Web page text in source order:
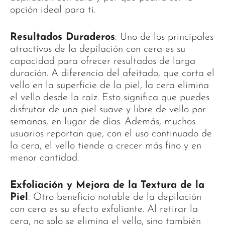
opción ideal para ti.
Resultados Duraderos: Uno de los principales
atractivos de la depilación con cera es su
capacidad para ofrecer resultados de larga
duración. A diferencia del afeitado, que corta el
vello en la superficie de la piel, la cera elimina
el vello desde la raíz. Esto significa que puedes
disfrutar de una piel suave y libre de vello por
semanas, en lugar de días. Además, muchos
usuarios reportan que, con el uso continuado de
la cera, el vello tiende a crecer más fino y en
menor cantidad.
Exfoliación y Mejora de la Textura de la
Piel : Otro beneficio notable de la depilación
con cera es su efecto exfoliante. Al retirar la
cera, no solo se elimina el vello, sino también